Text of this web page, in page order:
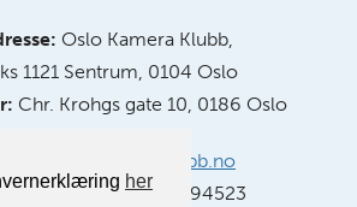
her
Oslo Kamera Klubb,
1121 Sentrum, 0104 Oslo
Chr. Krohgs gate 10, 0186 Oslo
info@oslokameraklubb.no
991594523